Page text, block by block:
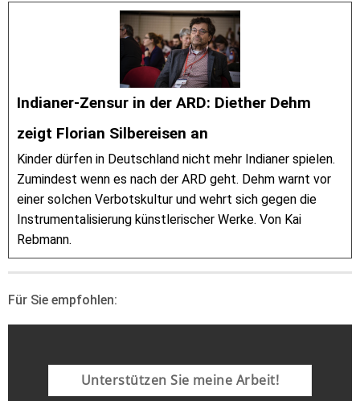
Indianer-Zensur in der ARD: Diether Dehm
zeigt Florian Silbereisen an
Kinder dürfen in Deutschland nicht mehr Indianer spielen.
Zumindest wenn es nach der ARD geht. Dehm warnt vor
einer solchen Verbotskultur und wehrt sich gegen die
Instrumentalisierung künstlerischer Werke. Von Kai
Rebmann.
Für Sie empfohlen:
Unterstützen Sie meine Arbeit!